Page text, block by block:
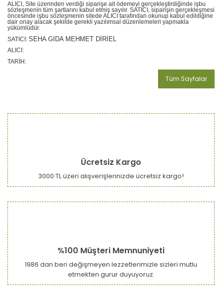
ALICI, Site üzerinden verdiği siparişe ait ödemeyi gerçekleştirdiğinde işbu
sözleşmenin tüm şartlarını kabul etmiş sayılır. SATICI, siparişin gerçekleşmesi
öncesinde işbu sözleşmenin sitede ALICI tarafından okunup kabul edildiğine
dair onay alacak şekilde gerekli yazılımsal düzenlemeleri yapmakla
yükümlüdür.
SATICI: SEHA GIDA MEHMET DİRİEL
ALICI:
TARİH:
Tüm Sayfalar
Ücretsiz Kargo
3000 TL üzeri alışverişlerinizde ücretsiz kargo!
%100 Müşteri Memnuniyeti
1986 dan beri değişmeyen lezzetlerimizle sizleri mutlu
etmekten gurur duyuyoruz.